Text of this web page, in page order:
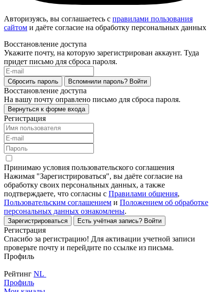
Авторизуясь, вы соглашаетесь с правилами пользования
сайтом и даёте согласие на обработку персональных данных
Восстановление доступа
Укажите почту, на которую зарегистрирован аккаунт. Туда
придет письмо для сброса пароля.
Сбросить пароль Вспомнили пароль? Войти
Восстановление доступа
На вашу почту оправлено письмо для сброса пароля.
Вернуться к форме входа
Регистрация
Принимаю условия пользовательского соглашения
Нажимая "Зарегистрироваться", вы даёте согласие на
обработку своих персональных данных, а также
подтверждаете, что согласны с Правилами общения,
Пользовательским соглашением и Положением об обработке
персональных данных ознакомлены.
Зарегистрироваться Есть учётная запись? Войти
Регистрация
Спасибо за регистрацию! Для активации учетной записи
проверьте почту и перейдите по ссылке из письма.
Профиль
Рейтинг NL
Профиль